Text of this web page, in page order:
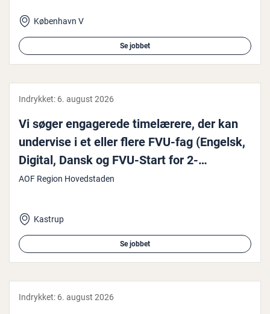
København V
Se jobbet
Indrykket: 6. august 2026
Vi søger en­ga­ge­re­de ti­me­læ­re­re, der kan
undervise i et eller flere FVU-fag (Engelsk,
Digital, Dansk og FVU-Start for 2-
sprogede) samt OBU (ord­blin­de­un­der­vis­
AOF Region Hovedstaden
Kastrup
Se jobbet
Indrykket: 6. august 2026